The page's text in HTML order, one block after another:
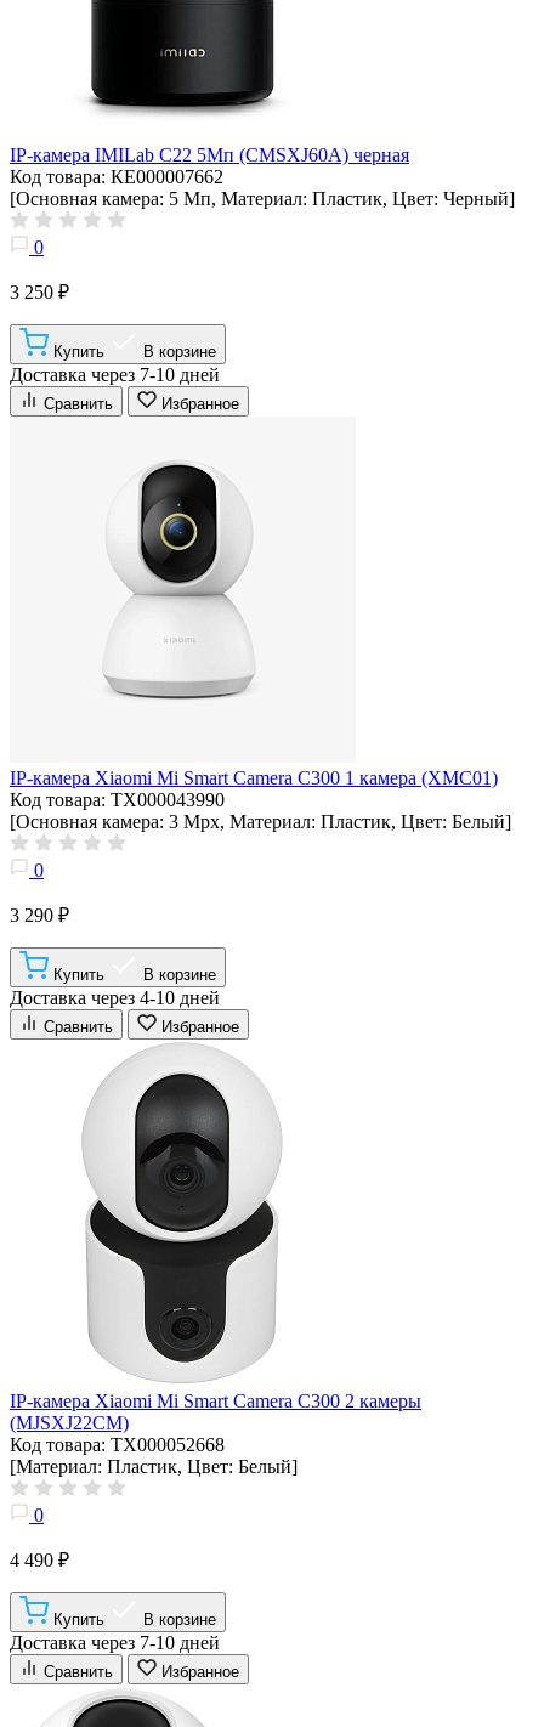
IP-камера IMILab C22 5Мп (CMSXJ60A) черная
Код товара: КЕ000007662
[Основная камера: 5 Мп, Материал: Пластик, Цвет: Черный]
0
3 250 ₽
Купить В корзине
Доставка через 7-10 дней
Сравнить Избранное
IP-камера Xiaomi Mi Smart Camera C300 1 камера (XMC01)
Код товара: ТХ000043990
[Основная камера: 3 Мрх, Материал: Пластик, Цвет: Белый]
0
3 290 ₽
Купить В корзине
Доставка через 4-10 дней
Сравнить Избранное
IP-камера Xiaomi Mi Smart Camera C300 2 камеры
(MJSXJ22CM)
Код товара: ТХ000052668
[Материал: Пластик, Цвет: Белый]
0
4 490 ₽
Купить В корзине
Доставка через 7-10 дней
Сравнить Избранное